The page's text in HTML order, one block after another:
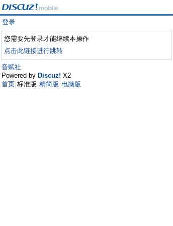
登录
您需要先登录才能继续本操作
点击此链接进行跳转
音赋社
Powered by Discuz! X2
首页 标准版 精简版 电脑版